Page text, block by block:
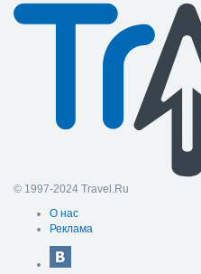
© 1997-2024 Travel.Ru
О нас
Реклама